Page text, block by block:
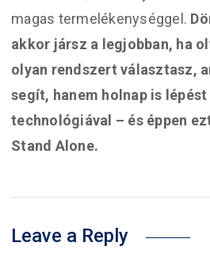
magas termelékenységgel.
akkor jársz a legjobban, ha
olyan rendszert választasz,
segít, hanem holnap is
technológiával – és éppen
Stand Alone.
Leave a Reply